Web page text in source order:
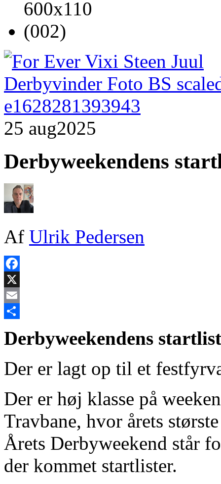
25 aug2025
Derbyweekendens
Af Ulrik Pedersen
Facebook
X
Email
Derbyweekendens
Der er lagt op til et
Der er høj klasse på
Travbane, hvor årets
Årets Derbyweekend står
der kommet startlister.